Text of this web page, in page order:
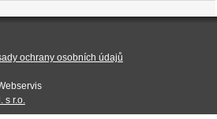
ochrany osobních údajů
s r.o.